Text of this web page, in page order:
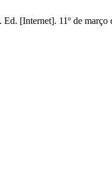
[Internet]. 11º de março